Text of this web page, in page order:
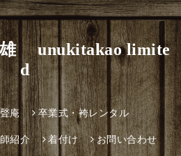
雄 unukitakao limite
d
庵 卒業式・袴レンタル
紹介 着付け お問い合わせ